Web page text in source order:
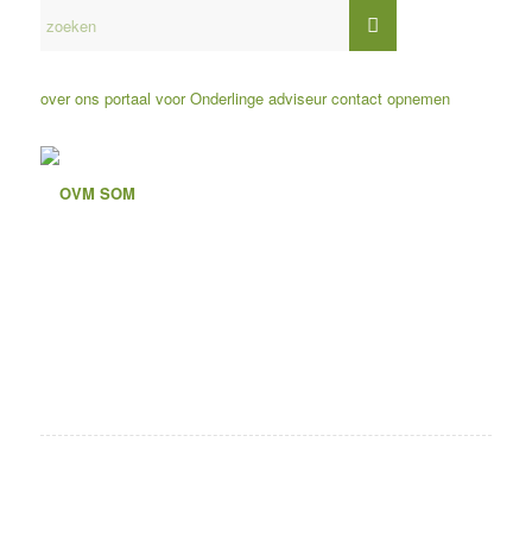
over ons portaal voor Onderlinge adviseur contact opnemen